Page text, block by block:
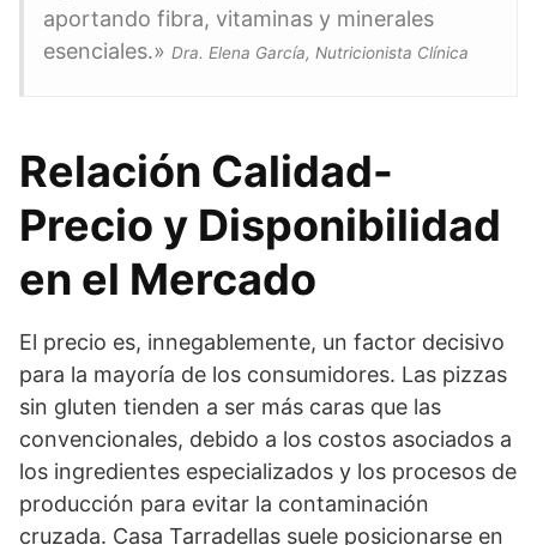
aportando fibra, vitaminas y minerales
esenciales.» Dra. Elena García, Nutricionista Clínica
Relación Calidad-
Precio y Disponibilidad
en el Mercado
El precio es, innegablemente, un factor decisivo
para la mayoría de los consumidores. Las pizzas
sin gluten tienden a ser más caras que las
convencionales, debido a los costos asociados a
los ingredientes especializados y los procesos de
producción para evitar la contaminación
cruzada. Casa Tarradellas suele posicionarse en